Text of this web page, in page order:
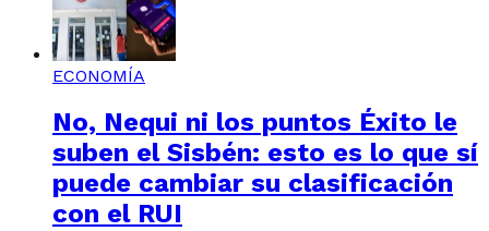
ECONOMÍA
No, Nequi ni los puntos Éxito le
suben el Sisbén: esto es lo que sí
puede cambiar su clasificación
con el RUI